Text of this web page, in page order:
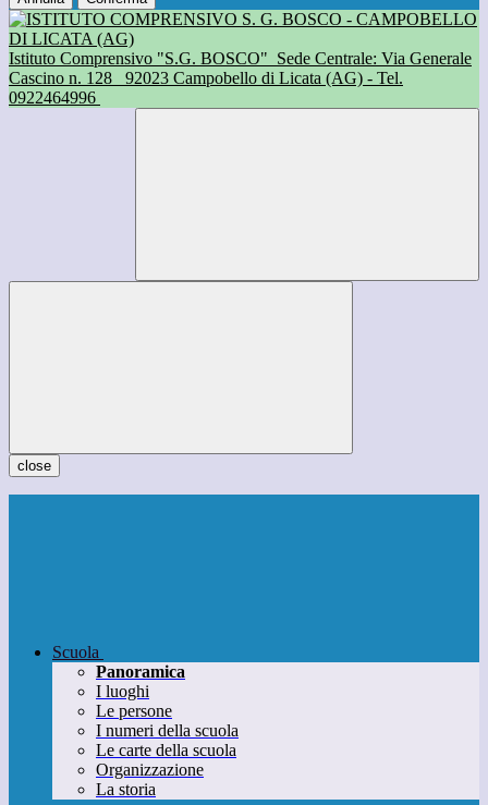
Istituto Comprensivo "S.G. BOSCO" Sede Centrale: Via Generale
Cascino n. 128
92023 Campobello di Licata (AG) - Tel.
0922464996
close
Scuola
Panoramica
I luoghi
Le persone
I numeri della scuola
Le carte della scuola
Organizzazione
La storia